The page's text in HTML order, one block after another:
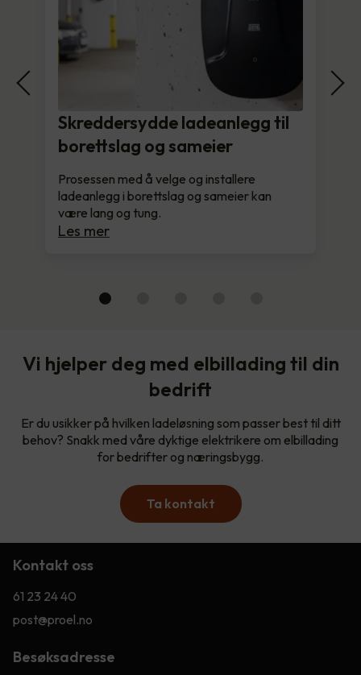
Skreddersydde ladeanlegg til
borettslag og sameier
Prosessen med å velge og installere
ladeanlegg i borettslag og sameier kan
være lang og tung.
Les mer
Vi hjelper deg med elbillading til din
bedrift
Er du usikker på hvilken ladeløsning som passer best til ditt
behov? Snakk med våre dyktige elektrikere om elbillading
for bedrifter og næringsbygg.
Ta kontakt
Kontakt oss
61 23 24 40
post@proel.no
Besøksadresse